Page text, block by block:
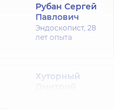
Рубан Сергей
Павлович
Эндоскопист, 28
лет опыта
Хуторный